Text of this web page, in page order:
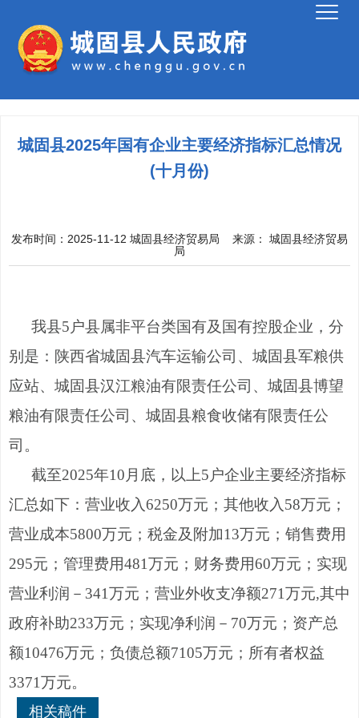
城固县2025年国有企业主要经济指标汇总情况
(十月份)
发布时间：2025-11-12 城固县经济贸易局 来源：
城固县经济贸易
局
我县5户县属非平台类国有及国有控股企业，分
别是：陕西省城固县汽车运输公司、城固县军粮供
应站、城固县汉江粮油有限责任公司、城固县博望
粮油有限责任公司、城固县粮食收储有限责任公
司。
截至2025年10 月 底 ，以上5户企业主要经济指标
汇总如下：营业收入6250万元；其他收入 58万元；
营业成本5800万元；税金及附加13万元；销售费用
295元；管理费用481万元；财务费用60万元；实现
营业利润 － 341万元；营业外收支净额271万元,其中
政府补助233万元；实现净利润 － 70万元；资产总
额10476万元；负债总额7105万元；所有者权益
3371万元。
相关稿件